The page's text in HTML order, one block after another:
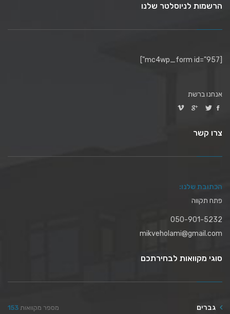
הרשמות לניוסלטר שלנו
[mc4wp_form id="957"]
אנחנו ברשת
צרו קשר
הכתובת שלנו:
פתח תקווה
050-901-5232
mikveholami@gmail.com
סוגי מקוואות לבחירתכם
גברים 153 מספר מקוואות